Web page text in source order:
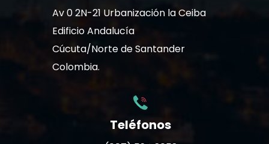
Av 0 2N-21 Urbanización la Ceiba
Edificio Andalucía
Cúcuta/Norte de Santander
Colombia.
Teléfonos